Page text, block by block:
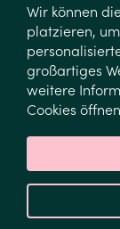
Welche
an?
Wie viele
Welche
enthalten?
Wir können
platzieren,
großartiges
weitere
Cookies